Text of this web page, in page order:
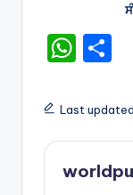
W
a
ts
A
e
Last